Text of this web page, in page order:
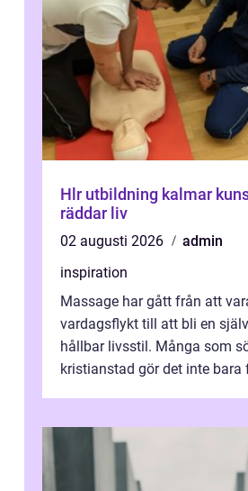
Hlr utbildning kalmar kunskapen som
räddar liv
02 augusti 2026
admin
inspiration
Massage har gått från att
vardagsflykt till att bli en
hållbar livsstil. Många som
kristianstad gör det inte bara